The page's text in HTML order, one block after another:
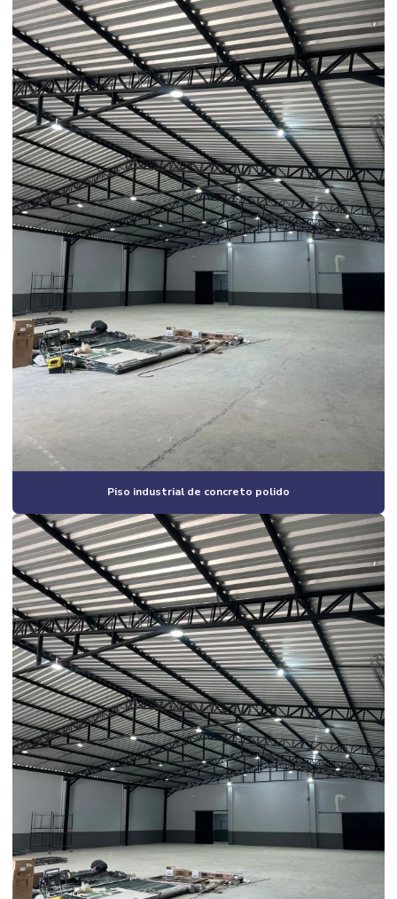
Construção de lojas comerciais
Construção de pavilhão industrial
Construção e reformas em geral
Construção residencial estrutura metálica
Construção de salão comercial
Construção de salas comerciais
Construtora em campinas
Construtora em campinas e região
Construtora em campinas sp
Construtora de casas
Construtora de casas em campinas
Construtora de casas em condomínio em campinas
Construtora de casas em condomínio em campinas e região
Construtora de casas em condomínio fechado
Construtora de galpão
Construtora de galpão industrial
Construtora industrial
Construtora industrial campinas
Construtora de obras comerciais
Construtora obras industriais
Construtora para reforma em campinas
Construtora residencial campinas
Construtora residencial e comercial
Custo de construção galpão industrial
Custo de construção de galpão por m2
Custo da construção de um barracão pré moldado
Piso industrial de concreto polido